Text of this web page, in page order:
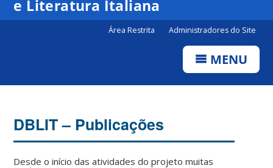
e Literatura Italiana
Área Restrita Administradores do Site
MENU
DBLIT – Publicações
Desde o início das atividades do projeto muitas